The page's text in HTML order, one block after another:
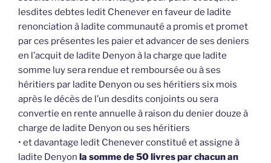
lesdites debtes ledit Chenever en faveur de ladite
renonciation à ladite communauté a promis et promet
par ces présentes les paier et advancer de ses deniers
en l’acquit de ladite Denyon à la charge que ladite
somme luy sera rendue et remboursée ou à ses
héritiers par ladite Denyon ou ses héritiers six mois
après le décès de l’un desdits conjoints ou sera
convertie en rente annuelle à raison du denier douze à
charge de ladite Denyon ou ses héritiers
• et davantage ledit Chenever constitué et assigne à
ladite Denyon la somme de 50 livres par chacun an